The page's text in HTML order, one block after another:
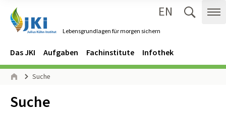
Lebensgrundlagen für morgen sichern
EN
Navigation
Hauptmenü
Das JKI Aufgaben Fachinstitute Infothek
Seitenpfad
Suche
Inhalt:
Suche